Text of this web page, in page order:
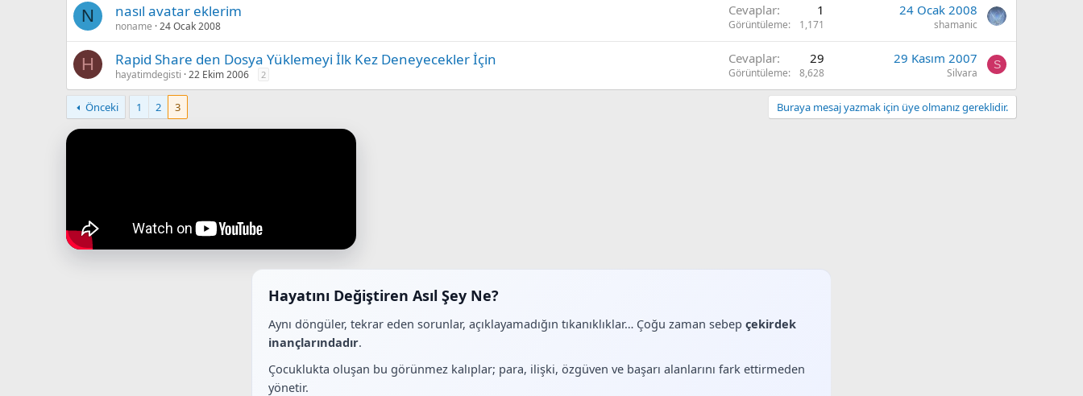
N nasıl avatar eklerim
noname 24 Ocak 2008
Cevaplar 1
Görüntüleme 1,171
24 Ocak 2008
shamanic
H Rapid Share den Dosya Yüklemeyi İlk Kez Deneyecekler İçin
hayatimdegisti 22 Ekim 2006 2
Cevaplar 29
Görüntüleme 8,628
29 Kasım 2007
Silvara
S
Önceki 1 2 3 Buraya mesaj yazmak için üye olmanız gereklidir.
Hayatını Değiştiren Asıl Şey Ne?
Aynı döngüler, tekrar eden sorunlar, açıklayamadığın tıkanıklıklar… Çoğu zaman sebep çekirdek
inançlarındadır.
Çocuklukta oluşan bu görünmez kalıplar; para, ilişki, özgüven ve başarı alanlarını fark ettirmeden
yönetir.